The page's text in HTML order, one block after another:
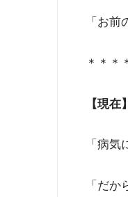
「お
＊＊＊
【現在】
「病
「だ